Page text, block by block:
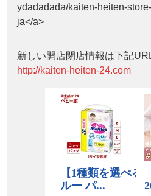
ydadadada/kaiten-heiten-
ja</a>
新しい開店閉店情報は下記
http://kaiten-heiten-24.com